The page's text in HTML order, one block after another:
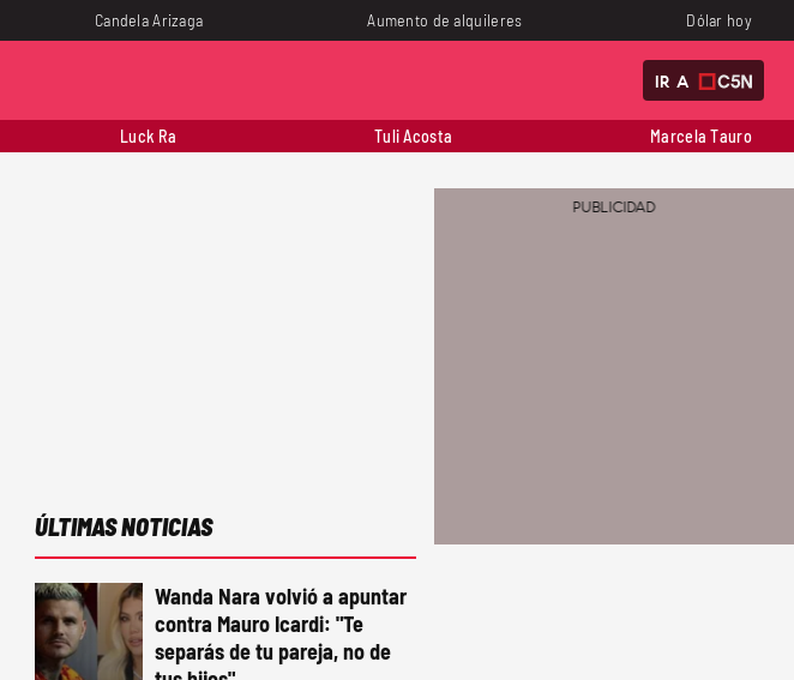
Candela Arizaga Aumento de alquileres Dólar hoy
IR A
Luck Ra Tuli Acosta Marcela Tauro
ÚLTIMAS NOTICIAS
Wanda Nara volvió a apuntar
contra Mauro Icardi: "Te
separás de tu pareja, no de